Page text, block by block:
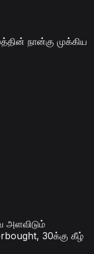
நான்கு முக்கிய
அளவிடும்
30க்கு கீழ்